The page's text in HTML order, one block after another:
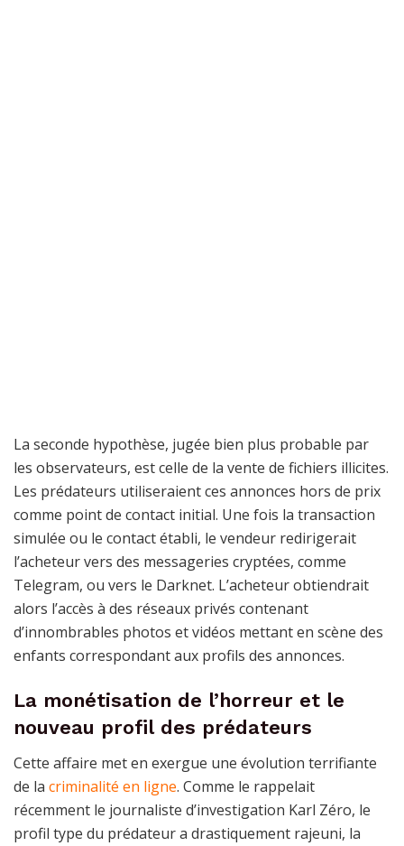
La seconde hypothèse, jugée bien plus probable par
les observateurs, est celle de la vente de fichiers illicites.
Les prédateurs utiliseraient ces annonces hors de prix
comme point de contact initial. Une fois la transaction
simulée ou le contact établi, le vendeur redirigerait
l’acheteur vers des messageries cryptées, comme
Telegram, ou vers le Darknet. L’acheteur obtiendrait
alors l’accès à des réseaux privés contenant
d’innombrables photos et vidéos mettant en scène des
enfants correspondant aux profils des annonces.
La monétisation de l’horreur et le
nouveau profil des prédateurs
Cette affaire met en exergue une évolution terrifiante
de la criminalité en ligne. Comme le rappelait
récemment le journaliste d’investigation Karl Zéro, le
profil type du prédateur a drastiquement rajeuni, la